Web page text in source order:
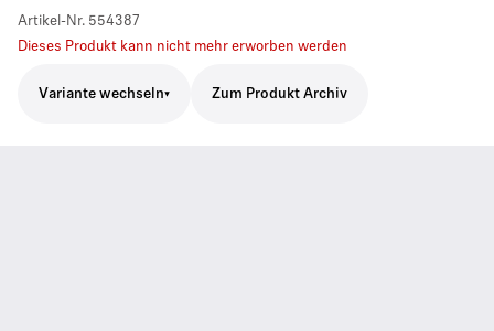
Artikel-Nr. 554387
Dieses Produkt kann nicht mehr erworben werden
Variante wechseln Zum Produkt Archiv